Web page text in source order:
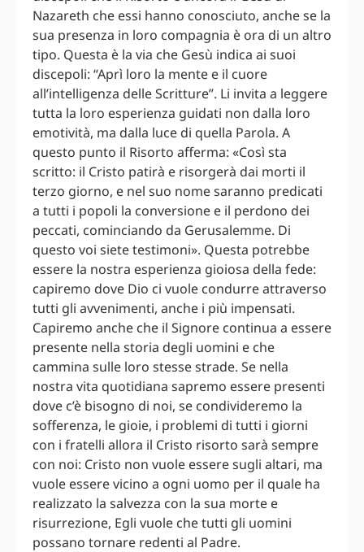
Nazareth che essi hanno conosciuto, anche se la
sua presenza in loro compagnia è ora di un altro
tipo. Questa è la via che Gesù indica ai suoi
discepoli: “Aprì loro la mente e il cuore
all’intelligenza delle Scritture”. Li invita a leggere
tutta la loro esperienza guidati non dalla loro
emotività, ma dalla luce di quella Parola. A
questo punto il Risorto afferma: «Così sta
scritto: il Cristo patirà e risorgerà dai morti il
terzo giorno, e nel suo nome saranno predicati
a tutti i popoli la conversione e il perdono dei
peccati, cominciando da Gerusalemme. Di
questo voi siete testimoni». Questa potrebbe
essere la nostra esperienza gioiosa della fede:
capiremo dove Dio ci vuole condurre attraverso
tutti gli avvenimenti, anche i più impensati.
Capiremo anche che il Signore continua a essere
presente nella storia degli uomini e che
cammina sulle loro stesse strade. Se nella
nostra vita quotidiana sapremo essere presenti
dove c’è bisogno di noi, se condivideremo la
sofferenza, le gioie, i problemi di tutti i giorni
con i fratelli allora il Cristo risorto sarà sempre
con noi: Cristo non vuole essere sugli altari, ma
vuole essere vicino a ogni uomo per il quale ha
realizzato la salvezza con la sua morte e
risurrezione, Egli vuole che tutti gli uomini
possano tornare redenti al Padre.